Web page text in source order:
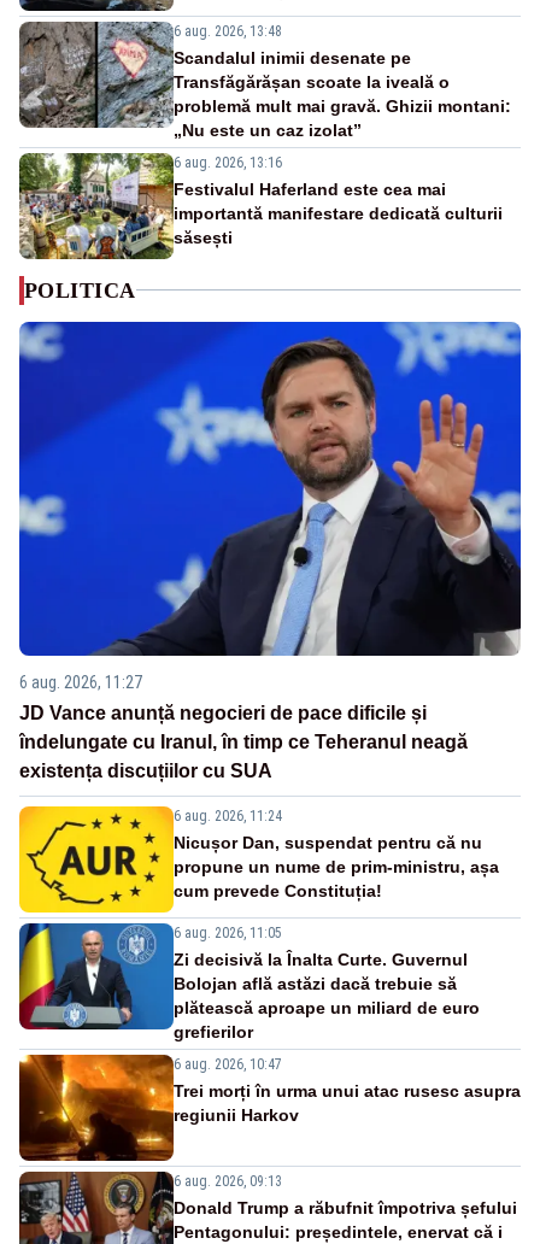
6 aug. 2026, 13:48
Scandalul inimii desenate pe
Transfăgărășan scoate la iveală o
problemă mult mai gravă. Ghizii montani:
„Nu este un caz izolat”
6 aug. 2026, 13:16
Festivalul Haferland este cea mai
importantă manifestare dedicată culturii
săsești
POLITICA
6 aug. 2026, 11:27
JD Vance anunță negocieri de pace dificile și
îndelungate cu Iranul, în timp ce Teheranul neagă
existența discuțiilor cu SUA
6 aug. 2026, 11:24
Nicușor Dan, suspendat pentru că nu
propune un nume de prim-ministru, așa
cum prevede Constituția!
6 aug. 2026, 11:05
Zi decisivă la Înalta Curte. Guvernul
Bolojan află astăzi dacă trebuie să
plătească aproape un miliard de euro
grefierilor
6 aug. 2026, 10:47
Trei morți în urma unui atac rusesc asupra
regiunii Harkov
6 aug. 2026, 09:13
Donald Trump a răbufnit împotriva șefului
Pentagonului: președintele, enervat că i